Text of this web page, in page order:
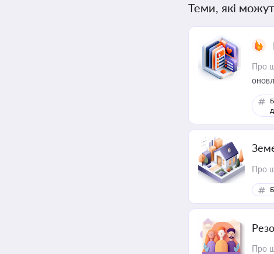
Теми, які
Про
Про
Про